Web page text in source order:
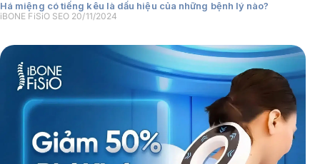
Há miệng có tiếng kêu là dấu hiệu của những bệnh lý nào?
iBONE FiSiO SEO 20/11/2024